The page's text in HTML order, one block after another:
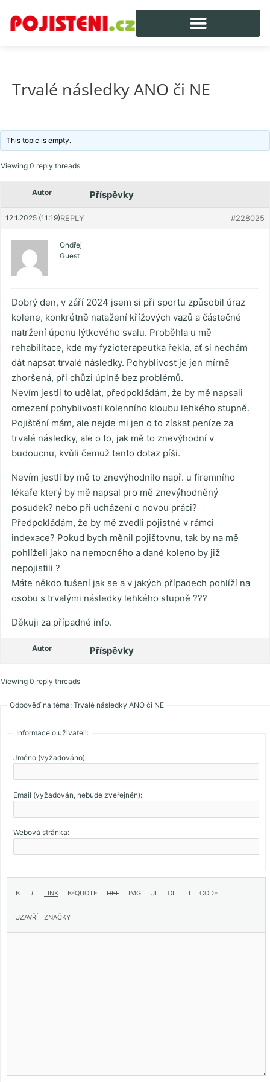
Trvalé následky ANO či NE
This topic is empty.
Viewing 0 reply threads
Autor Příspěvky
12.1.2025 (11:19) #228025
REPLY
Ondřej
Guest
Dobrý den, v září 2024 jsem si při sportu způsobil úraz
kolene, konkrétně natažení křížových vazů a částečné
natržení úponu lýtkového svalu. Proběhla u mě
rehabilitace, kde my fyzioterapeutka řekla, ať si nechám
dát napsat trvalé následky. Pohyblivost je jen mírně
zhoršená, při chůzi úplně bez problémů.
Nevím jestli to udělat, předpokládám, že by mě napsali
omezení pohyblivosti kolenního kloubu lehkého stupně.
Pojištění mám, ale nejde mi jen o to získat peníze za
trvalé následky, ale o to, jak mě to znevýhodní v
budoucnu, kvůli čemuž tento dotaz píši.
Nevím jestli by mě to znevýhodnilo např. u firemního
lékaře který by mě napsal pro mě znevýhodněný
posudek? nebo při ucházení o novou práci?
Předpokládám, že by mě zvedli pojistné v rámci
indexace? Pokud bych měnil pojišťovnu, tak by na mě
pohlíželi jako na nemocného a dané koleno by již
nepojistili ?
Máte někdo tušení jak se a v jakých případech pohlíží na
osobu s trvalými následky lehkého stupně ???
Děkuji za případné info.
Autor Příspěvky
Viewing 0 reply threads
Odpověď na téma: Trvalé následky ANO či NE
Informace o uživateli:
Jméno (vyžadováno):
Email (vyžadován, nebude zveřejněn):
Webová stránka: